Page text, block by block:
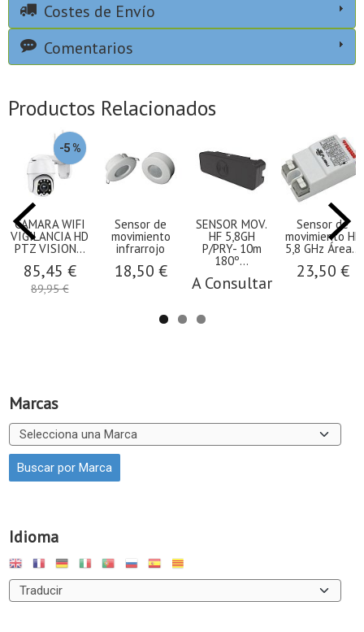
Marcas
Idioma
Costes de Envío
Comentarios
Productos Relacionados
-5 %
CAMARA WIFI
VIGILANCIA HD
PTZ VISION...
85,45 €
89,95 €
Sensor de
movimiento
infrarrojo
18,50 €
SENSOR MOV.
HF 5,8GH
P/PRY- 10m
180º...
A Consultar
Sensor de
movimiento HF
5,8 GHz Área...
23,50 €